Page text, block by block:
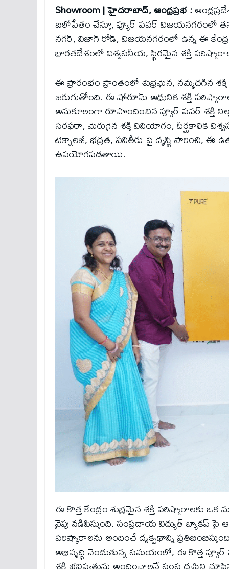
Showroom | హైదరాబాద్, ఆంధ్రప్రభ :
బలోపేతం చేస్తూ, ప్యూర్ పవర్ విజయనగరంలో
నగర్, విజాగ్ రోడ్, విజయనగరంలో ఉన్న ఈ
భారతదేశంలో విశ్వసనీయ, స్థిరమైన శక్తి
ఈ ప్రారంభం ప్రాంతంలో శుభ్రమైన, నమ్మదగిన
జరుగుతోంది. ఈ షోరూమ్ ఆధునిక శక్తి
అనుకూలంగా రూపొందించిన ప్యూర్ పవర్ శక్తి
సరఫరా, మెరుగైన శక్తి వినియోగం, దీర్ఘకాలిక
టెక్నాలజీ, భద్రత, పనితీరు పై దృష్టి సారించి, ఈ
ఉపయోగపడతాయి.
ఈ కొత్త కేంద్రం శుభ్రమైన శక్తి పరిష్కారాలకు
వైపు నడిపిస్తుంది. సంప్రదాయ విద్యుత్ బ్యాకప్ పై
పరిష్కారాలను అందించే దృక్పథాన్ని
అభివృద్ధి చెందుతున్న సమయంలో, ఈ కొత్త